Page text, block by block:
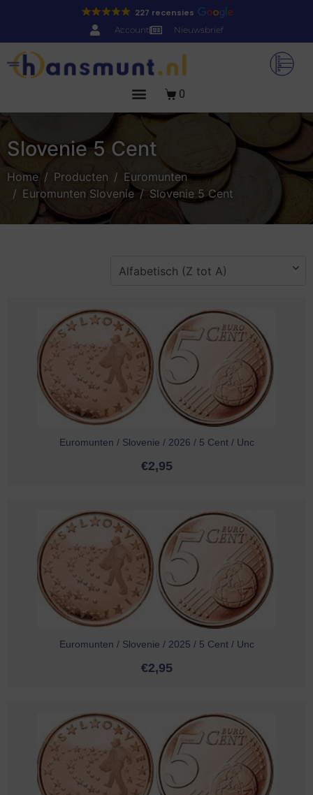
227 recensies
Account Nieuwsbrief
0
Slovenie 5 Cent
Home Producten
Euromunten
Euromunten Slovenie
Slovenie 5 Cent
Euromunten / Slovenie / 2026 / 5 Cent / Unc
€2,95
Euromunten / Slovenie / 2025 / 5 Cent / Unc
€2,95